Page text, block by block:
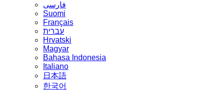
فارسی
Suomi
Français
עברית
Hrvatski
Magyar
Bahasa Indonesia
Italiano
日本語
한국어